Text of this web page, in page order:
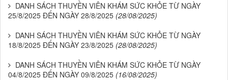
DANH SÁCH THUYỀN VIÊN KHÁM SỨC KHỎE TỪ NGÀY
25/8/2025 ĐẾN NGÀY 28/8/2025 (28/08/2025)
DANH SÁCH THUYỀN VIÊN KHÁM SỨC KHỎE TỪ NGÀY
18/8/2025 ĐẾN NGÀY 23/8/2025 (28/08/2025)
DANH SÁCH THUYỀN VIÊN KHÁM SỨC KHỎE TỪ NGÀY
04/8/2025 ĐẾN NGÀY 09/8/2025 (16/08/2025)